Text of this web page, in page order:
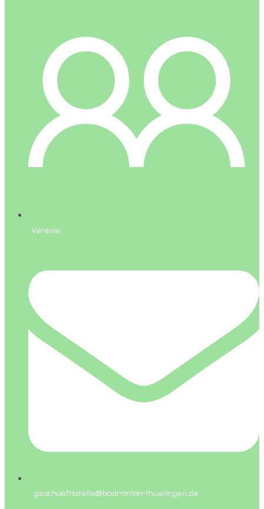
Vereine
geschaeftsstelle@badminton-thueringen.de